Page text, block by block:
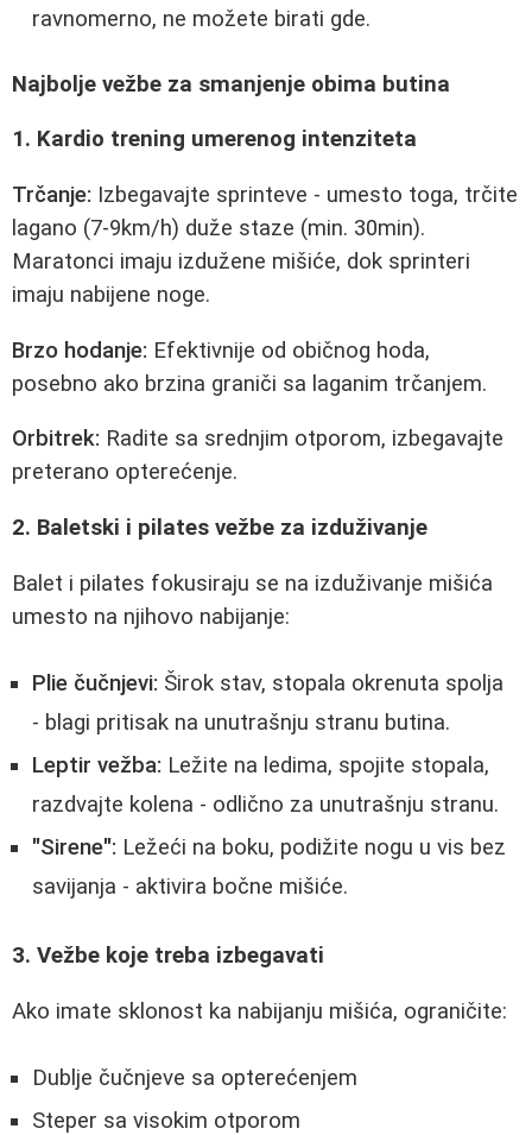
ravnomerno, ne možete birati gde.
Najbolje vežbe za smanjenje obima butina
1. Kardio trening umerenog intenziteta
Trčanje: Izbegavajte sprinteve - umesto toga, trčite
lagano (7-9km/h) duže staze (min. 30min).
Maratonci imaju izdužene mišiće, dok sprinteri
imaju nabijene noge.
Brzo hodanje: Efektivnije od običnog hoda,
posebno ako brzina graniči sa laganim trčanjem.
Orbitrek: Radite sa srednjim otporom, izbegavajte
preterano opterećenje.
2. Baletski i pilates vežbe za izduživanje
Balet i pilates fokusiraju se na izduživanje mišića
umesto na njihovo nabijanje:
Plie čučnjevi: Širok stav, stopala okrenuta spolja
- blagi pritisak na unutrašnju stranu butina.
Leptir vežba: Ležite na ledima, spojite stopala,
razdvajte kolena - odlično za unutrašnju stranu.
"Sirene": Ležeći na boku, podižite nogu u vis bez
savijanja - aktivira bočne mišiće.
3. Vežbe koje treba izbegavati
Ako imate sklonost ka nabijanju mišića, ograničite:
Dublje čučnjeve sa opterećenjem
Steper sa visokim otporom